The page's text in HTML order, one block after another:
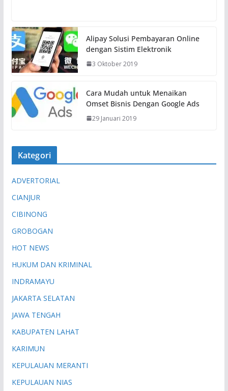
u
a
t
.
Alipay Solusi Pembayaran Online
dengan Sistim Elektronik
3 Oktober 2019
Cara Mudah untuk Menaikan
Omset Bisnis Dengan Google Ads
29 Januari 2019
Kategori
ADVERTORIAL
CIANJUR
CIBINONG
GROBOGAN
HOT NEWS
HUKUM DAN KRIMINAL
INDRAMAYU
JAKARTA SELATAN
JAWA TENGAH
KABUPATEN LAHAT
KARIMUN
KEPULAUAN MERANTI
KEPULAUAN NIAS